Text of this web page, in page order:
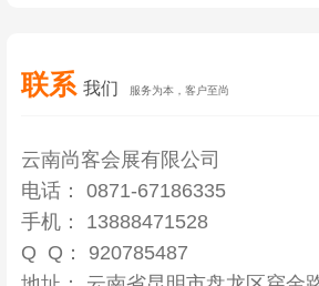
联系 我们 服务为本，客户至尚
云南尚客会展有限公司
电话： 0871-67186335
手机： 13888471528
Q Q： 920785487